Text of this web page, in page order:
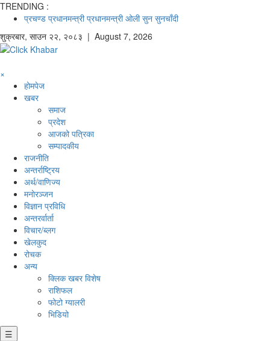
TRENDING :
प्रचण्ड प्रधानमन्त्री प्रधानमन्त्री ओली सुन सुनचाँदी
शुक्रबार, साउन २२, २०८३ | August 7, 2026
×
होमपेज
खबर
समाज
प्रदेश
आजको पत्रिका
सम्पादकीय
राजनीति
अन्तर्राष्ट्रिय
अर्थ/वाणिज्य
मनाेरञ्जन
विज्ञान प्रविधि
अन्तरर्वार्ता
विचार/ब्लग
खेलकुद
रोचक
अन्य
क्लिक खबर विशेष
राशिफल
फोटो ग्यालरी
भिडियो
☰